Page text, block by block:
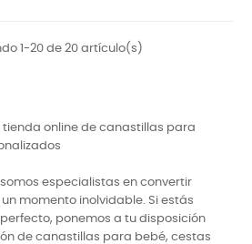
1-20 de 20 artículo(s)
tienda online de canastillas para
somos especialistas en convertir
momento inolvidable. Si estás
ponemos a tu disposición
de canastillas para bebé, cestas